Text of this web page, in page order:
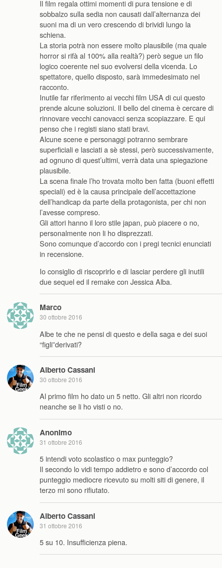
Il film regala ottimi momenti di pura tensione e di
sobbalzo sulla sedia non causati dall’alternanza dei
suoni ma di un vero crescendo di brividi lungo la
schiena.
La storia potrà non essere molto plausibile (ma quale
horror si rifà al 100% alla realtà?) però segue un filo
logico coerente nel suo evolversi della vicenda. Lo
spettatore, quello disposto, sarà immedesimato nel
racconto.
Inutile far riferimento ai vecchi film USA di cui questo
prende alcune soluzioni. lI bello del cinema è cercare di
rinnovare vecchi canovacci senza scopiazzare. E qui
penso che i registi siano stati bravi.
Alcune scene e personaggi potranno sembrare
superficiali e lasciati a sè stessi, però successivamente,
ad ognuno di quest’ultimi, verrà data una spiegazione
plausibile.
La scena finale l’ho trovata molto ben fatta (buoni effetti
speciali) ed è la causa principale dell’accettazione
dell’handicap da parte della protagonista, per chi non
l’avesse compreso.
Gli attori hanno il loro stile japan, può piacere o no,
personalmente non li ho disprezzati.
Sono comunque d’accordo con i pregi tecnici enunciati
in recensione.
Io consiglio di riscoprirlo e di lasciar perdere gli inutili
due sequel ed il remake con Jessica Alba.
Marco
30 ottobre 2016
Albe te che ne pensi di questo e della saga e dei suoi
“figli”derivati?
Alberto Cassani
30 ottobre 2016
Al primo film ho dato un 5 netto. Gli altri non ricordo
neanche se li ho visti o no.
Anonimo
31 ottobre 2016
5 intendi voto scolastico o max punteggio?
Il secondo lo vidi tempo addietro e sono d’accordo col
punteggio mediocre ricevuto su molti siti di genere, il
terzo mi sono rifiutato.
Alberto Cassani
31 ottobre 2016
5 su 10. Insufficienza piena.